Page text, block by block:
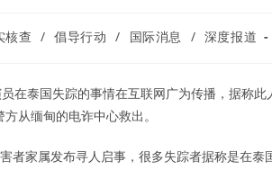
核查 / 倡导行动 / 国际消息 / 深度报道
在泰国失踪的事情在互联网广为传播，据称此
从缅甸的电诈中心救出。
者家属发布寻人启事，很多失踪者据称是在